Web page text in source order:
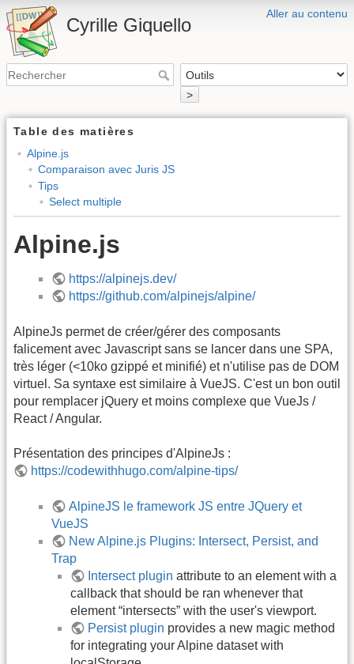
Aller au contenu
Cyrille Giquello
>
Table des matières
Alpine.js
Comparaison avec Juris JS
Tips
Select multiple
Alpine.js
https://alpinejs.dev/
https://github.com/alpinejs/alpine/
AlpineJs permet de créer/gérer des composants
falicement avec Javascript sans se lancer dans une SPA,
très léger (<10ko gzippé et minifié) et n'utilise pas de DOM
virtuel. Sa syntaxe est similaire à VueJS. C'est un bon outil
pour remplacer jQuery et moins complexe que VueJs /
React / Angular.
Présentation des principes d'AlpineJs :
https://codewithhugo.com/alpine-tips/
AlpineJS le framework JS entre JQuery et
VueJS
New Alpine.js Plugins: Intersect, Persist, and
Trap
Intersect plugin attribute to an element with a
callback that should be ran whenever that
element “intersects” with the user's viewport.
Persist plugin provides a new magic method
for integrating your Alpine dataset with